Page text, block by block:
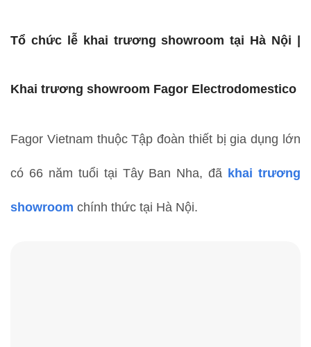
Tổ chức lễ khai trương showroom tại Hà Nội |
Khai trương showroom Fagor Electrodomestico
Fagor Vietnam thuộc Tập đoàn thiết bị gia dụng lớn
có 66 năm tuổi tại Tây Ban Nha, đã khai trương
showroom chính thức tại Hà Nội.